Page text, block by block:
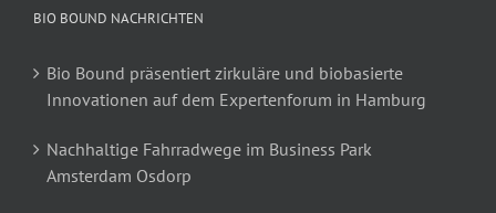
BIO BOUND NACHRICHTEN
Bio Bound präsentiert zirkuläre und biobasierte
Innovationen auf dem Expertenforum in Hamburg
Nachhaltige Fahrradwege im Business Park
Amsterdam Osdorp